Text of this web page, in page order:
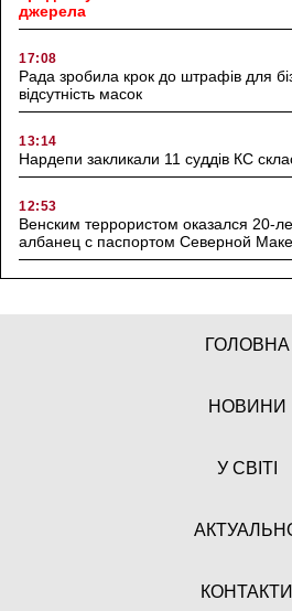
джерела
17:08
Рада зробила крок до штрафів для
відсутність масок
13:14
Нардепи закликали 11 суддів КС
12:53
Венским террористом оказался 20-
албанец с паспортом Северной
ГОЛОВНА
НОВИНИ
У СВІТІ
КОНТАКТИ